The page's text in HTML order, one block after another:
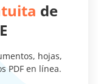
de
hojas,
PDF en línea.